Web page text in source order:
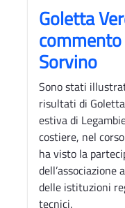
Goletta
Sorvino
Sono stati
risultati di
estiva di
costiere, nel
ha visto la
delle istituzioni
tecnici.